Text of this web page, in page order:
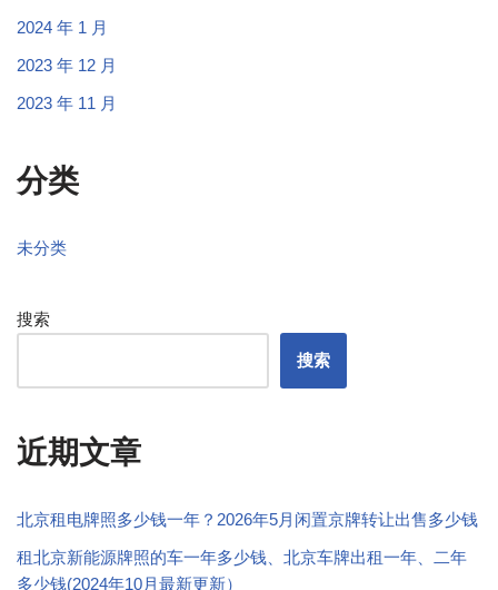
2024 年 1 月
2023 年 12 月
2023 年 11 月
分类
未分类
搜索
搜索
近期文章
北京租电牌照多少钱一年？2026年5月闲置京牌转让出售多少钱
租北京新能源牌照的车一年多少钱、北京车牌出租一年、二年
多少钱(2024年10月最新更新）